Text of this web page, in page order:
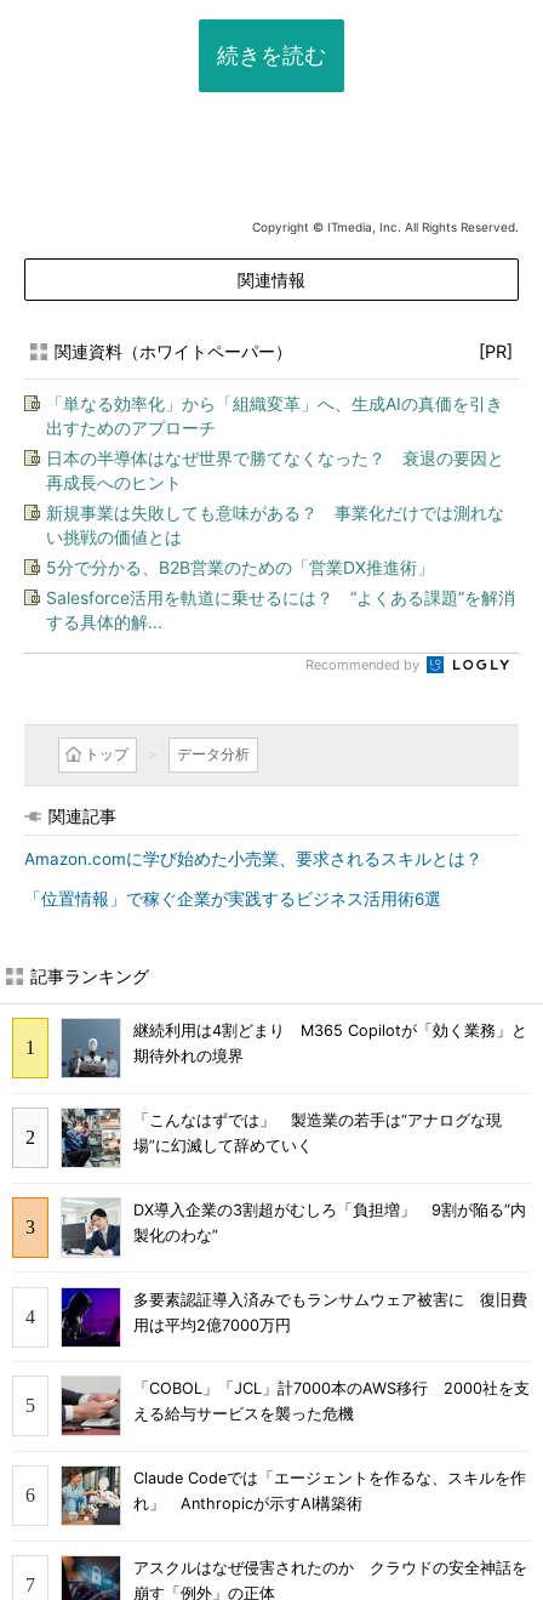
続きを読む
Copyright © ITmedia, Inc. All Rights Reserved.
関連情報
関連資料（ホワイトペーパー） [PR]
「単なる効率化」から「組織変革」へ、生成AIの真価を引き
出すためのアプローチ
日本の半導体はなぜ世界で勝てなくなった？ 衰退の要因と
再成長へのヒント
新規事業は失敗しても意味がある？ 事業化だけでは測れな
い挑戦の価値とは
5分で分かる、B2B営業のための「営業DX推進術」
Salesforce活用を軌道に乗せるには？ “よくある課題”を解消
する具体的解...
Recommended by
トップ データ分析
関連記事
Amazon.comに学び始めた小売業、要求されるスキルとは？
「位置情報」で稼ぐ企業が実践するビジネス活用術6選
記事ランキング
継続利用は4割どまり M365 Copilotが「効く業務」と
期待外れの境界
「こんなはずでは」 製造業の若手は“アナログな現
場”に幻滅して辞めていく
DX導入企業の3割超がむしろ「負担増」 9割が陥る“内
製化のわな”
多要素認証導入済みでもランサムウェア被害に 復旧費
用は平均2億7000万円
「COBOL」「JCL」計7000本のAWS移行 2000社を支
える給与サービスを襲った危機
Claude Codeでは「エージェントを作るな、スキルを作
れ」 Anthropicが示すAI構築術
アスクルはなぜ侵害されたのか クラウドの安全神話を
崩す「例外」の正体